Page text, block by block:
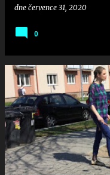
k
y
dne července 31, 2020
0